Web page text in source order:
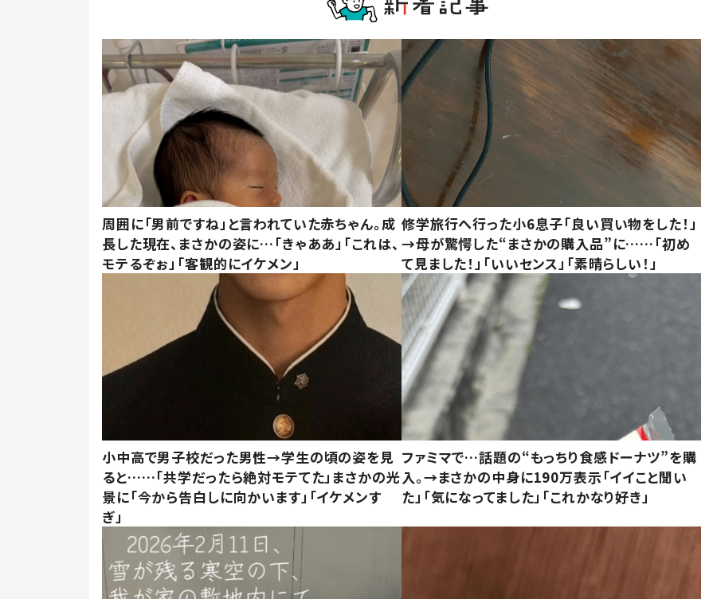
周囲に「男前ですね」と言われていた赤ちゃん。成
長した現在、まさかの姿に…「きゃああ」「これは、
モテるぞぉ」「客観的にイケメン」
修学旅行へ行った小6息子「良い買い物をした！」
→母が驚愕した“まさかの購入品”に……「初め
て見ました！」「いいセンス」「素晴らしい！」
小中高で男子校だった男性→学生の頃の姿を見
ると……「共学だったら絶対モテてた」まさかの光
景に「今から告白しに向かいます」「イケメンす
ぎ」
ファミマで…話題の“もっちり食感ドーナツ”を購
入。→まさかの中身に190万表示「イイこと聞い
た」「気になってました」「これかなり好き」